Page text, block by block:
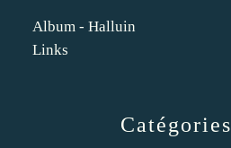
Catégories
Album - Halluin
Links